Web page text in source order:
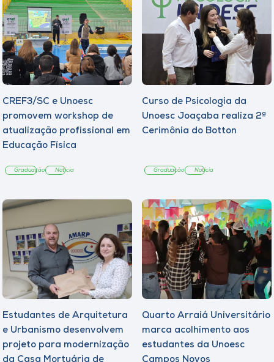
CREF3/SC e Unoesc
promovem workshop de
atualização profissional em
Educação Física
Graduação Notícia
Curso de Psicologia da
Unoesc Joaçaba realiza 2ª
Cerimônia do Botton
Graduação Notícia
Estudantes de Arquitetura
e Urbanismo desenvolvem
projeto para modernização
da Casa Mortuária de
Quarto Arraiá Universitário
marca acolhimento aos
estudantes da Unoesc
Campos Novos